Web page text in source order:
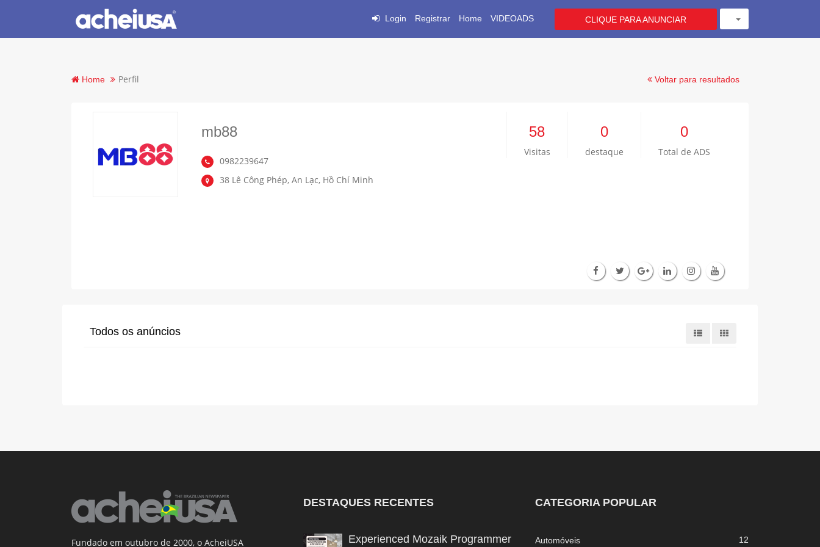
Login Registrar Home VIDEOADS CLIQUE PARA ANUNCIAR
Home Perfil Voltar para resultados
mb88
0982239647
38 Lê Công Phép, An Lạc, Hồ Chí Minh
58
Visitas
0
destaque
0
Total de ADS
Todos os anúncios
Fundado em outubro de 2000, o AcheiUSA
DESTAQUES RECENTES
Experienced Mozaik Programmer
CATEGORIA POPULAR
Automóveis 12